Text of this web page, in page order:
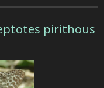
pirithous